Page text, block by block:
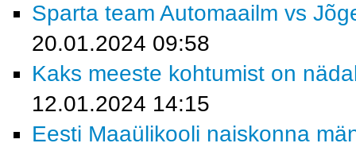
Sparta team Automaailm vs
20.01.2024 09:58
Kaks meeste kohtumist on
12.01.2024 14:15
Eesti Maaülikooli naiskonna